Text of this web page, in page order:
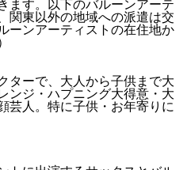
ます。以下のバルーンアーテ
関東以外の地域への派遣は交
ーンアーティストの在住地か
ターで、大人から子供まで大
ンジ・ハプニング大得意・大
芸人。特に子供・お年寄りに